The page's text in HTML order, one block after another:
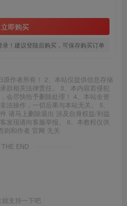
立即购买
录！建议登陆后购买，可保存购买订单
原作者所有！ 2、本站仅提供信息存储
担相关法律责任。 3、本内容若侵犯
会尽快给予删除处理！ 4、本站全资
法操作，一切后果与本站无关。 5、
请马上删除退出 涉及自身权益/利益
发现请向客服举报。 6、本教程仅供
则和作者 官网 无关
THE END
就支持一下吧